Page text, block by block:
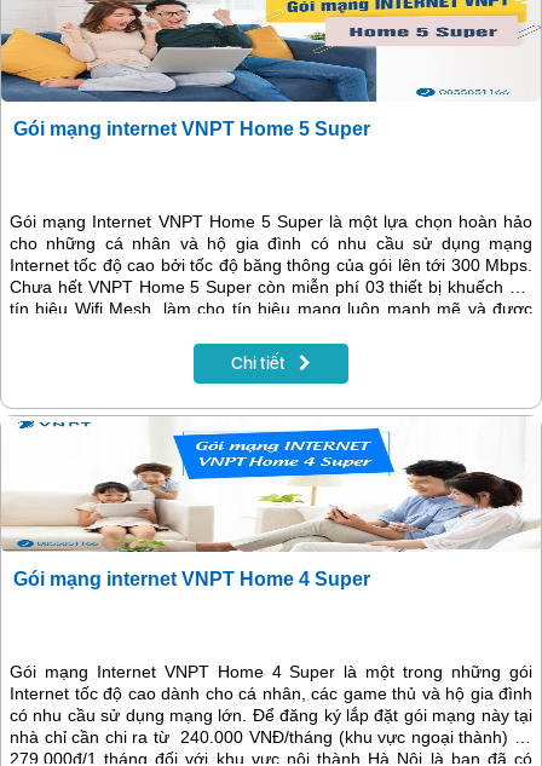
Gói mạng internet VNPT Home 5 Super
Gói mạng Internet VNPT Home 5 Super là một lựa chọn hoàn hảo
cho những cá nhân và hộ gia đình có nhu cầu sử dụng mạng
Internet tốc độ cao bởi tốc độ băng thông của gói lên tới 300 Mbps.
Chưa hết VNPT Home 5 Super còn miễn phí 03 thiết bị khuếch đại
tín hiệu Wifi Mesh, làm cho tín hiệu mạng luôn mạnh mẽ và được
thể lướt Web, xem phim, giải trí mọi lúc mọi nơi trong căn nhà rộng.
Chi tiết
Gói mạng internet VNPT Home 4 Super
Gói mạng Internet VNPT Home 4 Super là một trong những gói
Internet tốc độ cao dành cho cá nhân, các game thủ và hộ gia đình
có nhu cầu sử dụng mạng lớn. Để đăng ký lắp đặt gói mạng này tại
nhà chỉ cần chi ra từ 240.000 VNĐ/tháng (khu vực ngoại thành) và
279.000đ/1 tháng đối với khu vực nội thành Hà Nội là bạn đã có